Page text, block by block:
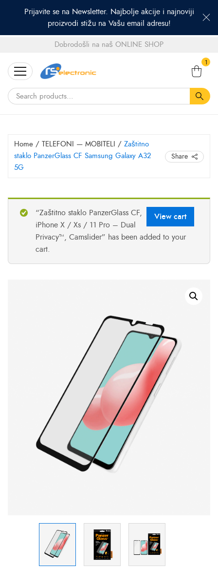
Prijavite se na Newsletter. Najbolje akcije i najnoviji
proizvodi stižu na Vašu email adresu!
Dobrodošli na naš ONLINE SHOP
for:
1
Home / TELEFONI — MOBITELI / Zaštitno
staklo PanzerGlass CF Samsung Galaxy A32
5G
Share
View cart
“Zaštitno staklo PanzerGlass CF,
iPhone X / Xs / 11 Pro – Dual
Privacy™, Camslider” has been added to your
cart.